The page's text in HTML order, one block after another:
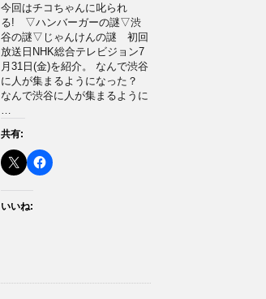
今回はチコちゃんに叱られ
る! ▽ハンバーガーの謎▽渋
谷の謎▽じゃんけんの謎 初回
放送日NHK総合テレビジョン7
月31日(金)を紹介。 なんで渋谷
に人が集まるようになった？
なんで渋谷に人が集まるように
…
共有:
いいね: